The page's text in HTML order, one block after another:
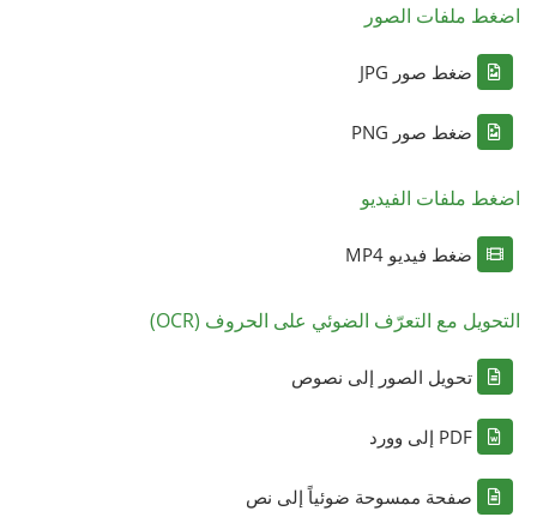
اضغط ملفات الصور
ضغط صور JPG
ضغط صور PNG
اضغط ملفات الفيديو
ضغط فيديو MP4
التحويل مع التعرّف الضوئي على الحروف (OCR)
تحويل الصور إلى نصوص
PDF إلى وورد
صفحة ممسوحة ضوئياً إلى نص